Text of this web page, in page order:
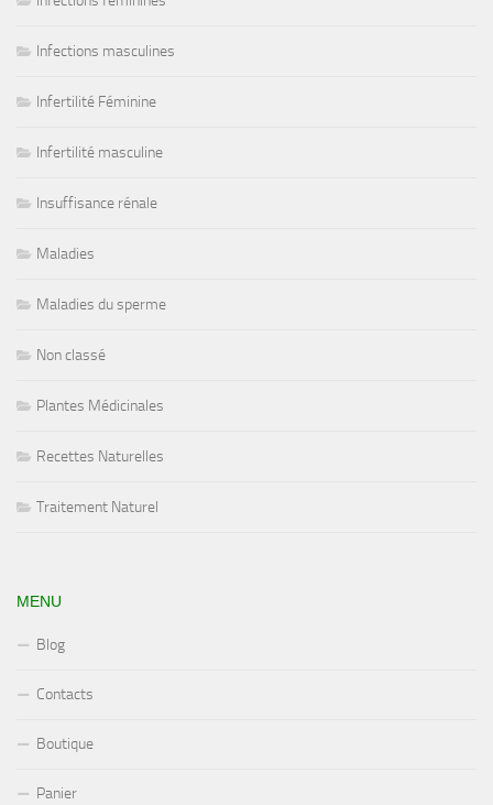
Infections masculines
Infertilité Féminine
Infertilité masculine
Insuffisance rénale
Maladies
Maladies du sperme
Non classé
Plantes Médicinales
Recettes Naturelles
Traitement Naturel
MENU
Blog
Contacts
Boutique
Panier